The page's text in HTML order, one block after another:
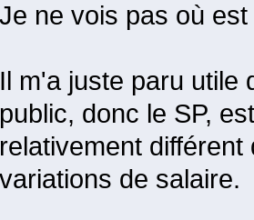
Je ne vois pas où
Il m'a juste paru utile
public, donc le SP,
relativement
variations de salaire.